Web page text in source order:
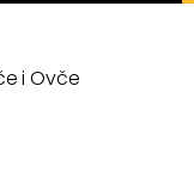
i Ovče